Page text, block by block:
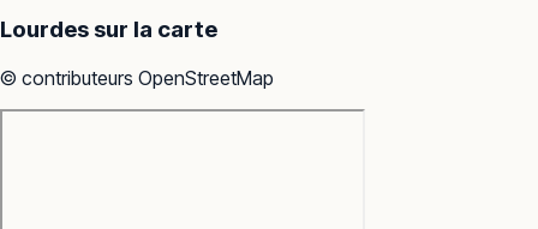
Lourdes sur la carte
© contributeurs OpenStreetMap